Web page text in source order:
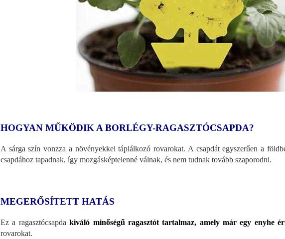
HOGYAN MŰKÖDIK A BORLÉGY-RAGASZTÓCSAPDA?
A sárga szín vonzza a növényekkel táplálkozó rovarokat. A csapdát egyszerűen a
csapdához tapadnak, így mozgásképtelenné válnak, és nem tudnak tovább szaporodni.
MEGERŐSÍTETT HATÁS
Ez a ragasztócsapdakiváló minőségű ragasztót tartalmaz, amely már egy enyhe
rovarokat.